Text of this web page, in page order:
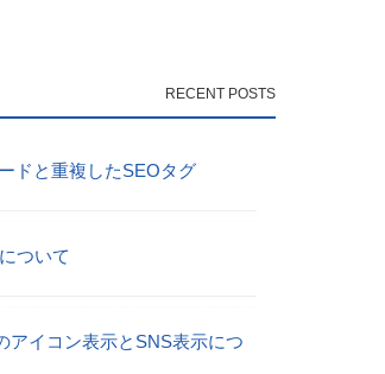
ドと重複したSEOタグ
ついて
アイコン表示とSNS表示につ